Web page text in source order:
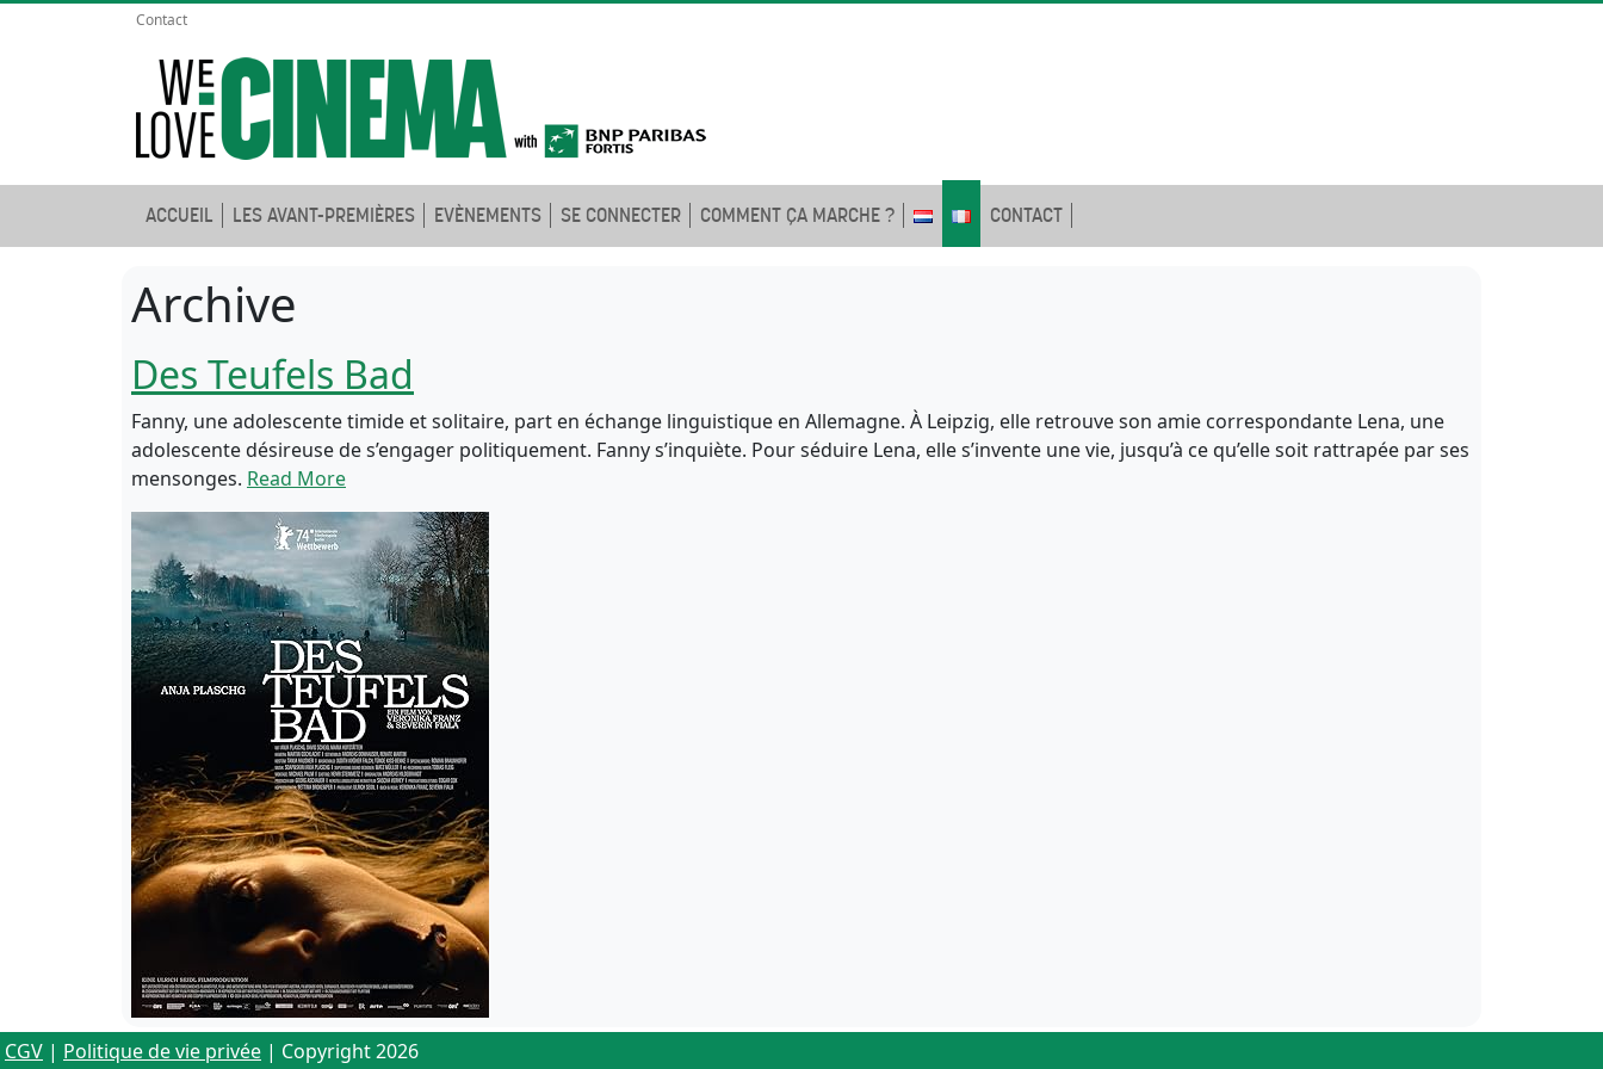
Contact
ACCUEIL LES AVANT-PREMIÈRES EVÈNEMENTS SE CONNECTER COMMENT ÇA MARCHE ? CONTACT
Archive
Des Teufels Bad
Fanny, une adolescente timide et solitaire, part en échange linguistique en Allemagne. À Leipzig, elle retrouve son amie correspondante Lena, une
adolescente désireuse de s’engager politiquement. Fanny s’inquiète. Pour séduire Lena, elle s’invente une vie, jusqu’à ce qu’elle soit rattrapée par ses
mensonges. Read More
CGV | Politique de vie privée | Copyright 2026